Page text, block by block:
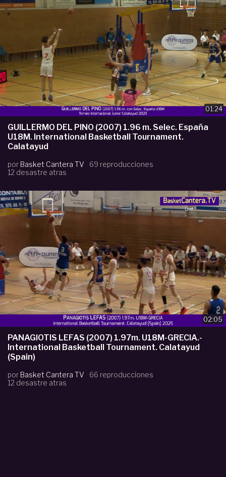
01:24
GUILLERMO DEL PINO (2007) 1.96 m. Selec. España
U18M. International Basketball Tournament.
Calatayud
por Basket Cantera TV
69 reproducciones
12 desastre atras
02:05
PANAGIOTIS LEFAS (2007) 1.97m. U18M-GRECIA.-
International Basketball Tournament. Calatayud
(Spain)
por Basket Cantera TV
66 reproducciones
12 desastre atras